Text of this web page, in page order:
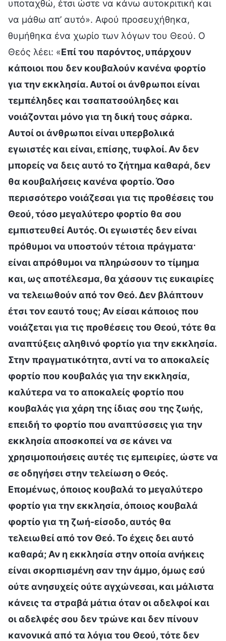
υποταχθώ, έτσι ώστε να κάνω αυτοκριτική και
να μάθω απ’ αυτό». Αφού προσευχήθηκα,
θυμήθηκα ένα χωρίο των λόγων του Θεού. Ο
Θεός λέει: «Επί του παρόντος, υπάρχουν
κάποιοι που δεν κουβαλούν κανένα φορτίο
για την εκκλησία. Αυτοί οι άνθρωποι είναι
τεμπέληδες και τσαπατσούληδες και
νοιάζονται μόνο για τη δική τους σάρκα.
Αυτοί οι άνθρωποι είναι υπερβολικά
εγωιστές και είναι, επίσης, τυφλοί. Αν δεν
μπορείς να δεις αυτό το ζήτημα καθαρά, δεν
θα κουβαλήσεις κανένα φορτίο. Όσο
περισσότερο νοιάζεσαι για τις προθέσεις του
Θεού, τόσο μεγαλύτερο φορτίο θα σου
εμπιστευθεί Αυτός. Οι εγωιστές δεν είναι
πρόθυμοι να υποστούν τέτοια πράγματα·
είναι απρόθυμοι να πληρώσουν το τίμημα
και, ως αποτέλεσμα, θα χάσουν τις ευκαιρίες
να τελειωθούν από τον Θεό. Δεν βλάπτουν
έτσι τον εαυτό τους; Αν είσαι κάποιος που
νοιάζεται για τις προθέσεις του Θεού, τότε θα
αναπτύξεις αληθινό φορτίο για την εκκλησία.
Στην πραγματικότητα, αντί να το αποκαλείς
φορτίο που κουβαλάς για την εκκλησία,
καλύτερα να το αποκαλείς φορτίο που
κουβαλάς για χάρη της ίδιας σου της ζωής,
επειδή το φορτίο που αναπτύσσεις για την
εκκλησία αποσκοπεί να σε κάνει να
χρησιμοποιήσεις αυτές τις εμπειρίες, ώστε να
σε οδηγήσει στην τελείωση ο Θεός.
Επομένως, όποιος κουβαλά το μεγαλύτερο
φορτίο για την εκκλησία, όποιος κουβαλά
φορτίο για τη ζωή-είσοδο, αυτός θα
τελειωθεί από τον Θεό. Το έχεις δει αυτό
καθαρά; Αν η εκκλησία στην οποία ανήκεις
είναι σκορπισμένη σαν την άμμο, όμως εσύ
ούτε ανησυχείς ούτε αγχώνεσαι, και μάλιστα
κάνεις τα στραβά μάτια όταν οι αδελφοί και
οι αδελφές σου δεν τρώνε και δεν πίνουν
κανονικά από τα λόγια του Θεού, τότε δεν